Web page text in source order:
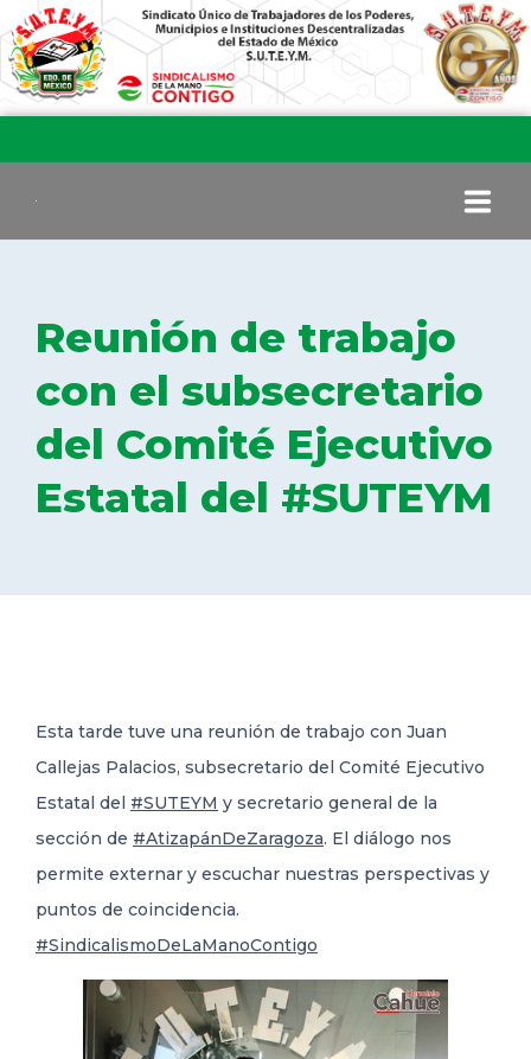
COMITÉ EJECUTIVO
COMISIÓN DE VIGILANCIA
SECCIONES
TRANSPARENCIA
Reunión de trabajo
con el subsecretario
del Comité Ejecutivo
Estatal del #SUTEYM
Esta tarde tuve una reunión de trabajo con Juan
Callejas Palacios, subsecretario del Comité Ejecutivo
Estatal del #SUTEYM y secretario general de la
sección de #AtizapánDeZaragoza. El diálogo nos
permite externar y escuchar nuestras perspectivas y
puntos de coincidencia.
#SindicalismoDeLaManoContigo